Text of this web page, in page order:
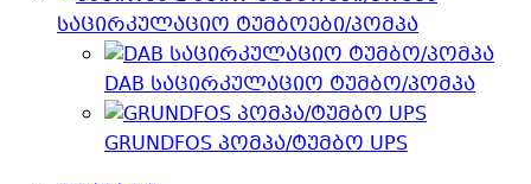
საცირკულაციო ტუმბოები/პომპა
DAB საცირკულაციო ტუმბო/პომპა
GRUNDFOS პომპა/ტუმბო UPS